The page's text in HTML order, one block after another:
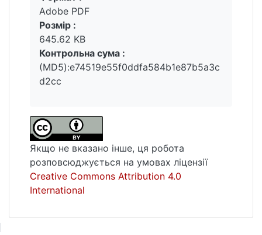
простору порід. Авторами було оцінено
кількісний розподіл пустот різних
форматів для колекції зразків керну та для
пластів порід. За даними петрофізичних
досліджень було визначено, що розглянуті
пісковики у своєму складі практично не
складений, в основному, міжзерновими та
вторинними пустотами; доломітизовані
вапняки, переважно, у своєму складі
мають тріщинні пустоти (0,71%-0,95%). За
даними ГДС визначено, що у
дослідженому інтервалі свердловини за
Adobe PDF
Розмір :
645.62 KB
Контрольна сума :
(MD5):e74519e55f0ddfa584b1e87b5a3c
d2cc
Якщо не вказано інше, ця робота
розповсюджується на умовах ліцензії
Creative Commons Attribution 4.0
International